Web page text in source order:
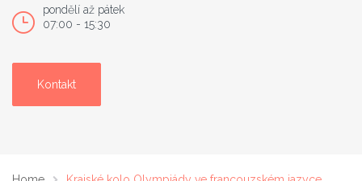
pondělí až pátek
07:00 - 15:30
Kontakt